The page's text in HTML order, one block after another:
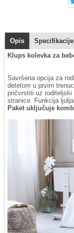
Opis Specifikacije
Klups kolevka za
Savršena opcija za
detetom u prvim
pričvrstiti uz roditeljski
stranice. Funkcija
Paket uključuje